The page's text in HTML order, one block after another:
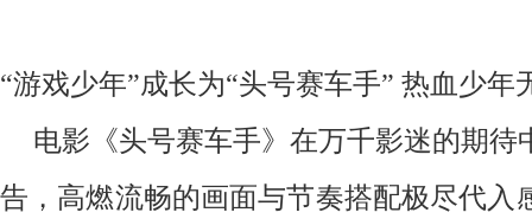
“游戏少年”成长为“头号赛车手” 热血少年
电影《头号赛车手》在万千影迷的期待
告，高燃流畅的画面与节奏搭配极尽代入